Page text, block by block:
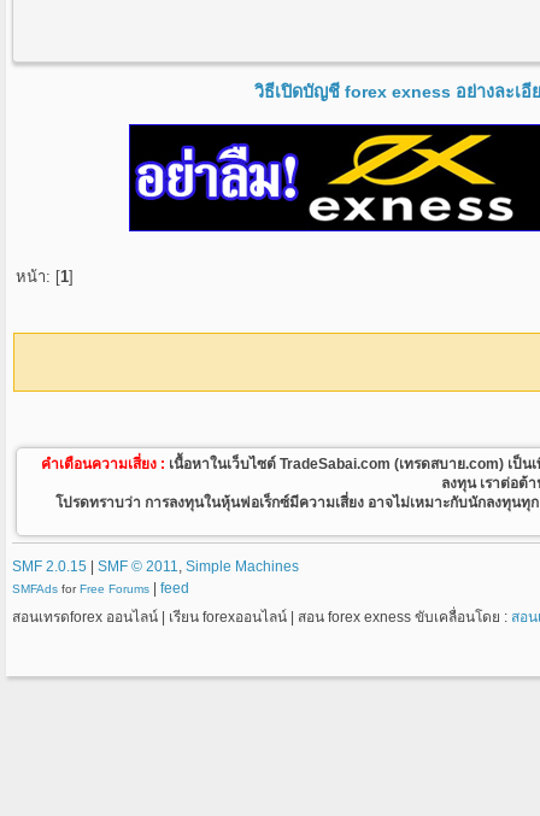
วิธีเปิดบัญชี forex exness อย่างละเ
หน้า: [1]
คำเตือนความเสี่ยง : เนื้อหาในเว็บไซต์ TradeSabai.com (เทรดสบาย.com) เ
ลงทุน เราต่อต้
โปรดทราบว่า การลงทุนในหุ้นฟอเร็กซ์มีความเสี่ยง อาจไม่เหมาะกับนักลงทุ
SMF 2.0.15 | SMF © 2011 Simple Machines
SMFAds forFree Forums | feed
สอนเทรดforex ออนไลน์ | เรียน forexออนไลน์ | สอน forex exness ขับเคลื่อนโดย : สอน